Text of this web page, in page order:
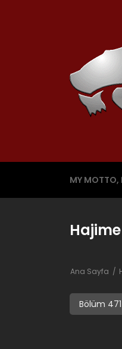
MY MOTTO,
Ana Sayfa